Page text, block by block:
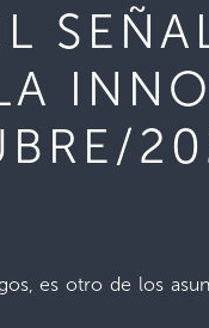
es otro de los